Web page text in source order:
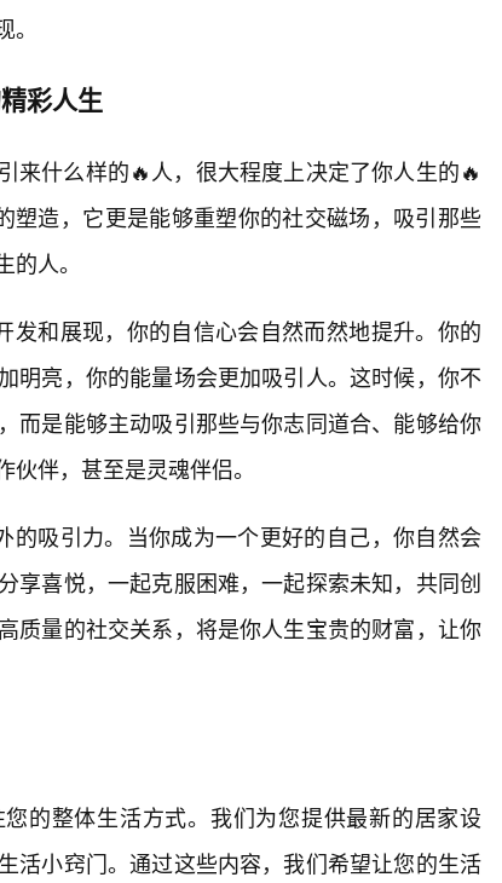
彩人生
来什么样的🔥人，很大程度上决定了你人生的🔥
塑造，它更是能够重塑你的社交磁场，吸引那些
人。
发和展现，你的自信心会自然而然地提升。你的
明亮，你的能量场会更加吸引人。这时候，你不
而是能够主动吸引那些与你志同道合、能够给你
伴，甚至是灵魂伴侣。
的吸引力。当你成为一个更好的自己，你自然会
享喜悦，一起克服困难，一起探索未知，共同创
质量的社交关系，将是你人生宝贵的财富，让你
的整体生活方式。我们为您提供最新的居家设
活小窍门。通过这些内容，我们希望让您的生活